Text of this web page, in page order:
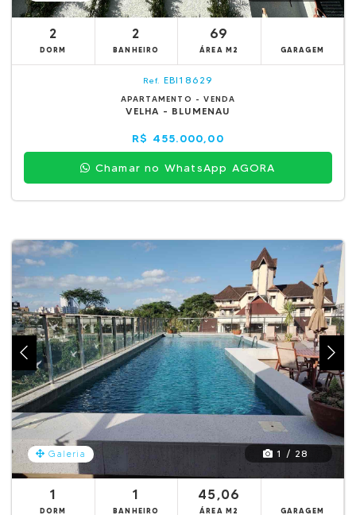
2
DORM
2
BANHEIRO
69
ÁREA M2 GARAGEM
Ref. EBI18629
APARTAMENTO - VENDA
VELHA - BLUMENAU
R$ 455.000,00
Chamar no WhatsApp AGORA
Galeria 1 / 28
1
DORM
1
BANHEIRO
45,06
ÁREA M2 GARAGEM